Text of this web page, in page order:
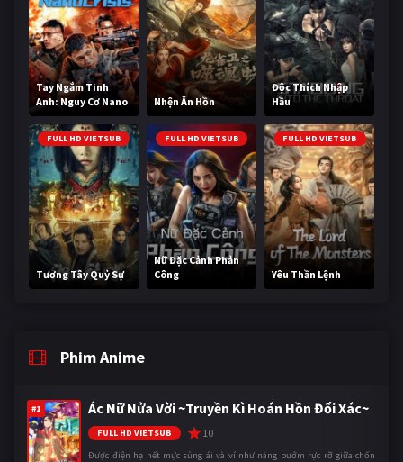
Tay Ngắm Tinh
Anh: Nguy Cơ Nano
Nhện Ăn Hồn
Độc Thích Nhập
Hầu
FULL HD VIETSUB
Tương Tây Quỷ Sự
FULL HD VIETSUB
Nữ Đặc Cảnh Phản
Công
FULL HD VIETSUB
Yêu Thần Lệnh
Phim Anime
#1 Ác Nữ Nửa Vời ~Truyền Kì Hoán Hồn Đổi Xác~
FULL HD VIETSUB 10
Được điện hạ hết mực sủng ái và ví như nàng bướm rực rỡ giữa chốn